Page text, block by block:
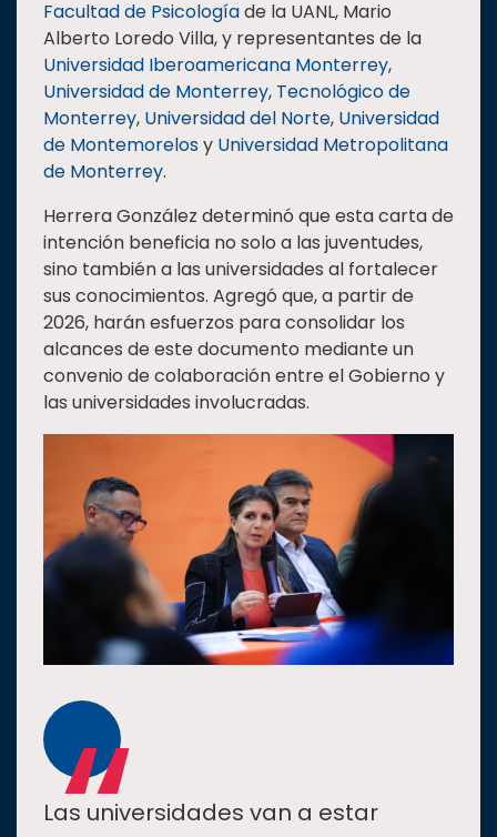
Facultad de Psicologíade la UANL, Mario
Alberto Loredo Villa, y representantes de la
Universidad Iberoamericana Monterrey,
Universidad de Monterrey, Tecnológico de
Monterrey, Universidad del Norte, Universidad
de Montemorelosy Universidad Metropolitana
de Monterrey.
Herrera González determinó que esta carta de
intención beneficia no solo a las juventudes,
sino también a las universidades al fortalecer
sus conocimientos. Agregó que, a partir de
2026, harán esfuerzos para consolidar los
alcances de este documento mediante un
convenio de colaboración entre el Gobierno y
las universidades involucradas.
Las universidades van a estar